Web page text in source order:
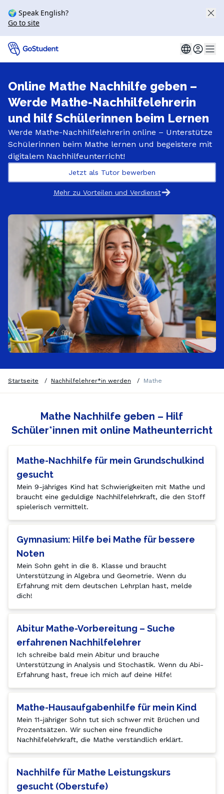
🌍 Speak English?
Go to site
Online Mathe Nachhilfe geben –
Werde Mathe-Nachhilfelehrerin
und hilf Schülerinnen beim Lernen
Werde Mathe-Nachhilfelehrerin online – Unterstütze
Schülerinnen beim Mathe lernen und begeistere mit
digitalem Nachhilfeunterricht!
Jetzt als Tutor bewerben
Mehr zu Vorteilen und Verdienst
Startseite / Nachhilfelehrer*in werden / Mathe
Mathe Nachhilfe geben – Hilf
Schüler*innen mit online Matheunterricht
Mathe-Nachhilfe für mein Grundschulkind
gesucht
Mein 9-jähriges Kind hat Schwierigkeiten mit Mathe und
braucht eine geduldige Nachhilfelehrkraft, die den Stoff
spielerisch vermittelt.
Gymnasium: Hilfe bei Mathe für bessere
Noten
Mein Sohn geht in die 8. Klasse und braucht
Unterstützung in Algebra und Geometrie. Wenn du
Erfahrung mit dem deutschen Lehrplan hast, melde
dich!
Abitur Mathe-Vorbereitung – Suche
erfahrenen Nachhilfelehrer
Ich schreibe bald mein Abitur und brauche
Unterstützung in Analysis und Stochastik. Wenn du Abi-
Erfahrung hast, freue ich mich auf deine Hilfe!
Mathe-Hausaufgabenhilfe für mein Kind
Mein 11-jähriger Sohn tut sich schwer mit Brüchen und
Prozentsätzen. Wir suchen eine freundliche
Nachhilfelehrkraft, die Mathe verständlich erklärt.
Nachhilfe für Mathe Leistungskurs
gesucht (Oberstufe)